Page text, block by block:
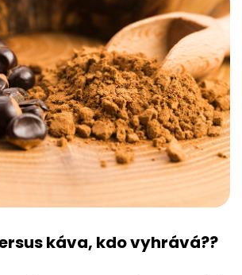
káva, kdo vyhrává??